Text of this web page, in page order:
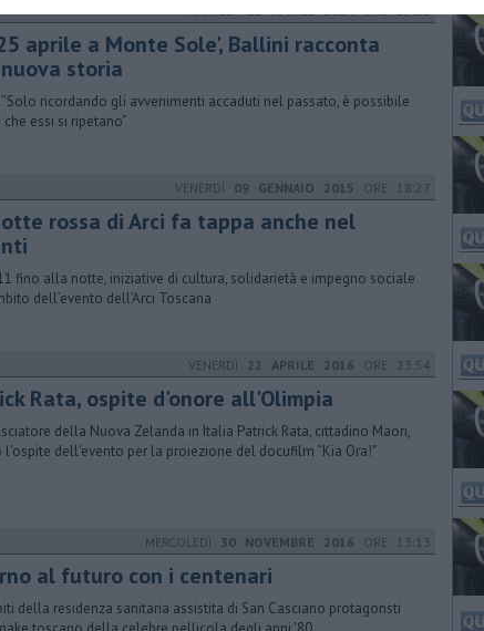
MARTEDÌ22 APRILE 2014ORE 15:21
aprile a Monte Sole', Ballini racconta
storia
”Solo ricordando gli avvenimenti accaduti nel passato, è possibile
che essi si ripetano”
VENERDÌ 09 GENNAIO 2015 ORE 18:27
rossa di Arci fa tappa anche nel
fino alla notte, iniziative di cultura, solidarietà e impegno sociale
dell’evento dell’Arci Toscana
VENERDÌ 22 APRILE 2016 ORE 23:54
Rata, ospite d'onore all'Olimpia
della Nuova Zelanda in Italia Patrick Rata, cittadino Maori,
l'ospite dell'evento per la proiezione del docufilm “Kia Ora!"
MERCOLEDÌ 30 NOVEMBRE 2016 ORE 13:13
al futuro con i centenari
della residenza sanitaria assistita di San Casciano protagonsti